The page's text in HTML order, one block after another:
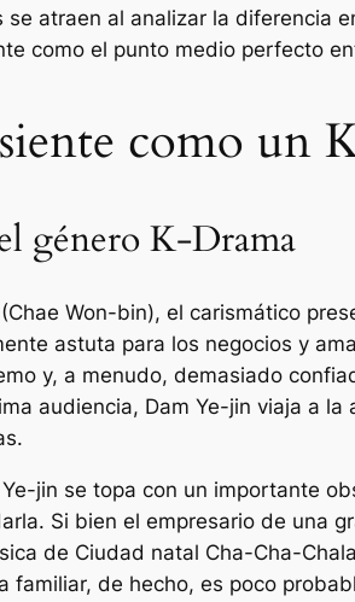
atraen al analizar la diferencia
como el punto medio perfecto
como un
género K-Drama
Won-bin), el carismático
astuta para los negocios y
y, a menudo, demasiado
audiencia, Dam Ye-jin viaja a
jin se topa con un importante
Si bien el empresario de una
de Ciudad natal Cha-Cha-Cha
familiar, de hecho, es poco